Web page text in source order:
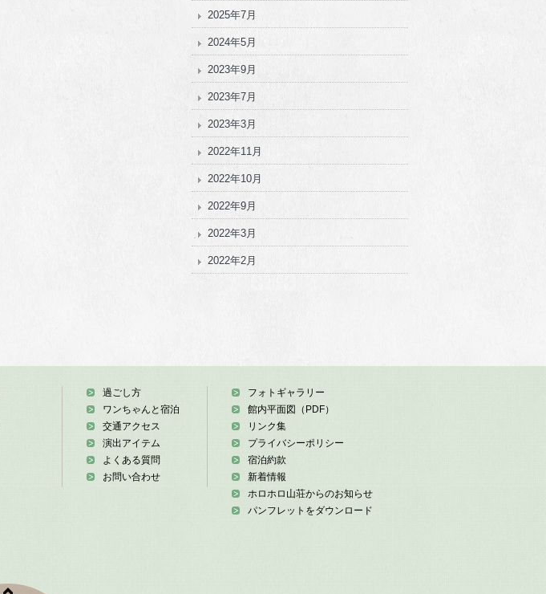
2025年7月
2024年5月
2023年9月
2023年7月
2023年3月
2022年11月
2022年10月
2022年9月
2022年3月
2022年2月
過ごし方
ワンちゃんと宿泊
交通アクセス
演出アイテム
よくある質問
お問い合わせ
フォトギャラリー
館内平面図（PDF）
リンク集
プライバシーポリシー
宿泊約款
新着情報
ホロホロ山荘からのお知らせ
パンフレットをダウンロード